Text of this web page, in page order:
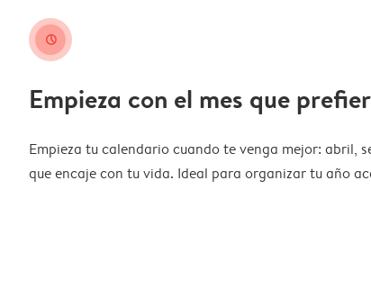
clock
Empieza con el mes que
Empieza tu calendario cuando te venga mejor: abril,
que encaje con tu vida. Ideal para organizar tu año